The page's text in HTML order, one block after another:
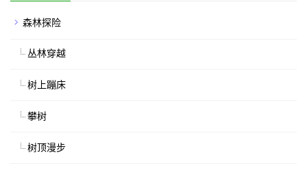
森林探险
丛林穿越
树上蹦床
攀树
树顶漫步